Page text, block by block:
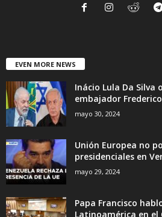
EVEN MORE NEWS
Inácio Lula Da Silva
embajador
mayo 30, 2024
Unión Europea no
presidenciales en
mayo 29, 2024
Papa Francisco
Latinoamérica en el